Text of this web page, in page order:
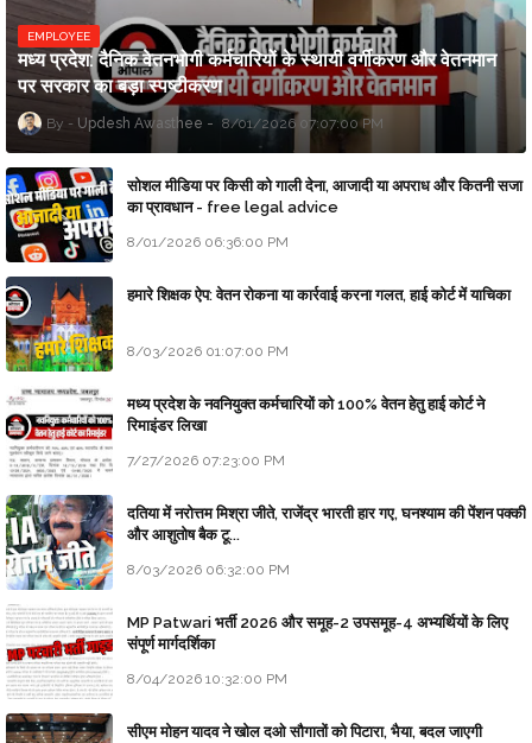
EMPLOYEE
मध्य प्रदेश: दैनिक वेतनभोगी कर्मचारियों के स्थायी वर्गीकरण और वेतनमान
पर सरकार का बड़ा स्पष्टीकरण
Updesh Awasthee 8/01/2026 07:07:00 PM
सोशल मीडिया पर किसी को गाली देना, आजादी या अपराध और कितनी सजा
का प्रावधान - free legal advice
8/01/2026 06:36:00 PM
हमारे शिक्षक ऐप: वेतन रोकना या कार्रवाई करना गलत, हाई कोर्ट में याचिका
8/03/2026 01:07:00 PM
मध्य प्रदेश के नवनियुक्त कर्मचारियों को 100% वेतन हेतु हाई कोर्ट ने
रिमाइंडर लिखा
7/27/2026 07:23:00 PM
दतिया में नरोत्तम मिश्रा जीते, राजेंद्र भारती हार गए, घनश्याम की पेंशन पक्की
और आशुतोष बैक टू...
8/03/2026 06:32:00 PM
MP Patwari भर्ती 2026 और समूह-2 उपसमूह-4 अभ्यर्थियों के लिए
संपूर्ण मार्गदर्शिका
8/04/2026 10:32:00 PM
सीएम मोहन यादव ने खोल दओ सौगातों को पिटारा, भैया, बदल जाएगी